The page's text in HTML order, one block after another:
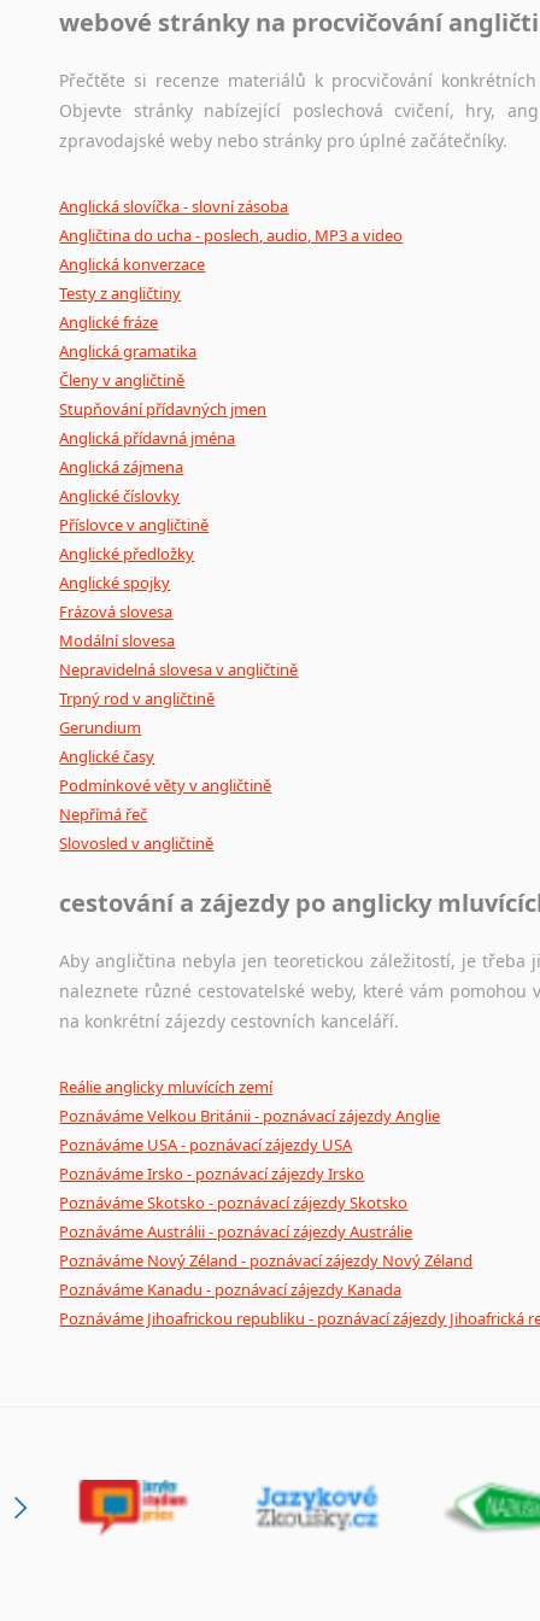
webové stránky na procvičování
Přečtěte si recenze materiálů k procvičování
Objevte stránky nabízející poslechová cvičení, hry,
zpravodajské weby nebo stránky pro úplné začátečníky.
Anglická slovíčka - slovní zásoba
Angličtina do ucha - poslech, audio, MP3 a video
Anglická konverzace
Testy z angličtiny
Anglické fráze
Anglická gramatika
Členy v angličtině
Stupňování přídavných jmen
Anglická přídavná jména
Anglická zájmena
Anglické číslovky
Příslovce v angličtině
Anglické předložky
Anglické spojky
Frázová slovesa
Modální slovesa
Nepravidelná slovesa v angličtině
Trpný rod v angličtině
Gerundium
Anglické časy
Podmínkové věty v angličtině
Nepřímá řeč
Slovosled v angličtině
cestování a zájezdy po anglicky
Aby angličtina nebyla jen teoretickou záležitostí, je
naleznete různé cestovatelské weby, které vám
na konkrétní zájezdy cestovních kanceláří.
Reálie anglicky mluvících zemí
Poznáváme Velkou Británii - poznávací zájezdy Anglie
Poznáváme USA - poznávací zájezdy USA
Poznáváme Irsko - poznávací zájezdy Irsko
Poznáváme Skotsko - poznávací zájezdy Skotsko
Poznáváme Austrálii - poznávací zájezdy Austrálie
Poznáváme Nový Zéland - poznávací zájezdy Nový Zéland
Poznáváme Kanadu - poznávací zájezdy Kanada
Poznáváme Jihoafrickou republiku - poznávací zájezdy Jihoafrická